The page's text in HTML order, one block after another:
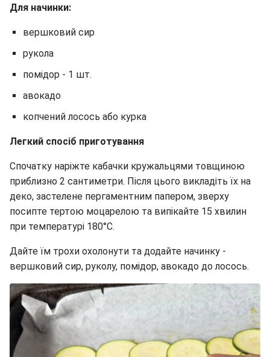
Для начинки:
вершковий сир
рукола
помідор - 1 шт.
авокадо
копчений лосось або курка
Легкий спосіб приготування
Спочатку наріжте кабачки кружальцями товщиною
приблизно 2 сантиметри. Після цього викладіть їх на
деко, застелене пергаментним папером, зверху
посипте тертою моцарелою та випікайте 15 хвилин
при температурі 180°C.
Дайте їм трохи охолонути та додайте начинку -
вершковий сир, руколу, помідор, авокадо до лосось.